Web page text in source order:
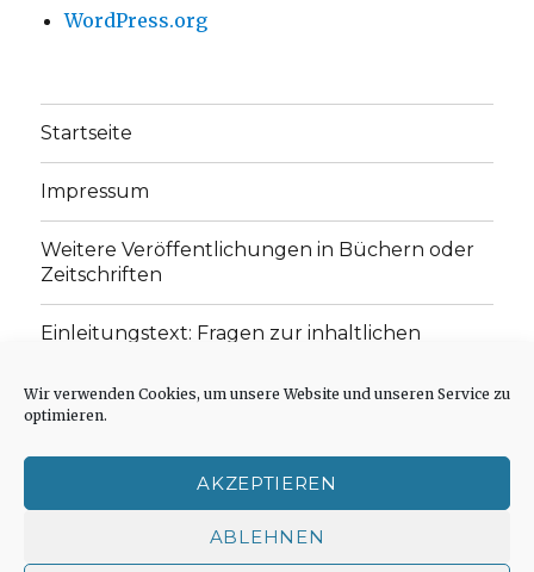
Wir verwenden Cookies, um unsere Website und unseren Service zu
optimieren.
AKZEPTIEREN
ABLEHNEN
WordPress.org
Startseite
Impressum
Weitere Veröffentlichungen in Büchern oder
Zeitschriften
Einleitungstext: Fragen zur inhaltlichen
„schwachen Glaubens“
Cookie-Richtlinie (EU)